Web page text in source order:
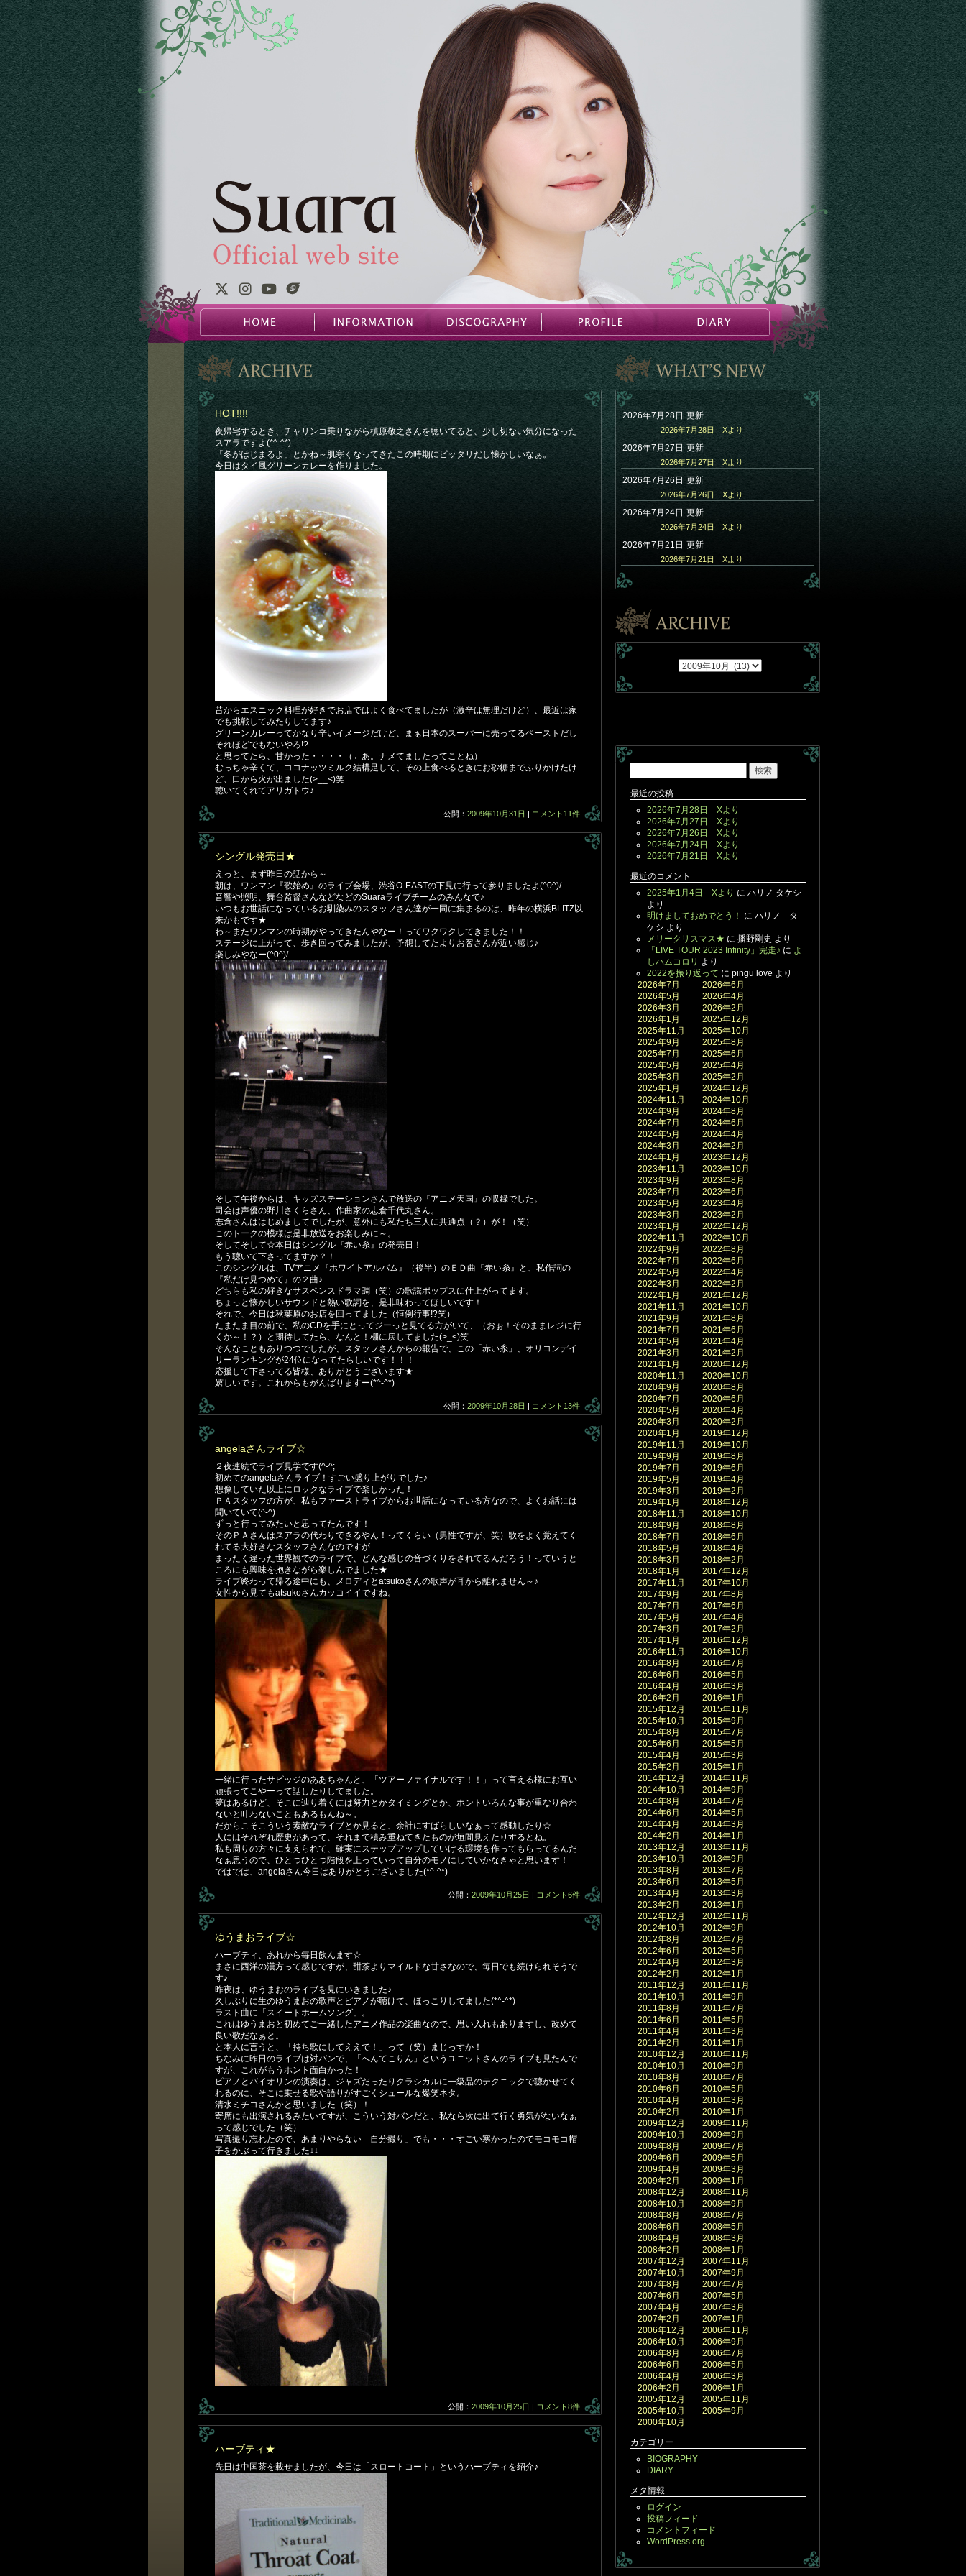
HOT!!!!
夜帰宅するとき、チャリンコ乗りながら槙原敬之さんを聴いてると、少し切ない気分になった
スアラですよ(*^-^*)
「冬がはじまるよ」とかね～肌寒くなってきたこの時期にピッタリだし懐かしいなぁ。
今日はタイ風グリーンカレーを作りました。
昔からエスニック料理が好きでお店ではよく食べてましたが（激辛は無理だけど）、最近は家
でも挑戦してみたりしてます♪
グリーンカレーってかなり辛いイメージだけど、まぁ日本のスーパーに売ってるペーストだし
それほどでもないやろ!?
と思ってたら、甘かった・・・・（←あ。ナメてましたってことね）
むっちゃ辛くて、ココナッツミルク結構足して、その上食べるときにお砂糖までふりかけたけ
ど、口から火が出ました(>__<)笑
聴いてくれてアリガトウ♪
公開： 2009年10月31日 | コメント11件
シングル発売日★
えっと、まず昨日の話から～
朝は、ワンマン『歌始め』のライブ会場、渋谷O-EASTの下見に行って参りましたよ(^0^)/
音響や照明、舞台監督さんなどなどのSuaraライブチームのみんなで♪
いつもお世話になっているお馴染みのスタッフさん達が一同に集まるのは、昨年の横浜BLITZ以
来かもです★
わ～またワンマンの時期がやってきたんやなー！ってワクワクしてきました！！
ステージに上がって、歩き回ってみましたが、予想してたよりお客さんが近い感じ♪
楽しみやなー(^0^)/
そして午後からは、キッズステーションさんで放送の『アニメ天国』の収録でした。
司会は声優の野川さくらさん、作曲家の志倉千代丸さん。
志倉さんははじめましてでしたが、意外にも私たち三人に共通点（？）が！（笑）
このトークの模様は是非放送をお楽しみに～。
そしてそして☆本日はシングル『赤い糸』の発売日！
もう聴いて下さってますか？！
このシングルは、TVアニメ『ホワイトアルバム』（後半）のＥＤ曲『赤い糸』と、私作詞の
『私だけ見つめて』の２曲♪
どちらも私の好きなサスペンスドラマ調（笑）の歌謡ポップスに仕上がってます。
ちょっと懐かしいサウンドと熱い歌詞を、是非味わってほしいです！
それで、今日は秋葉原のお店を回ってました（恒例行事!?笑）
たまたま目の前で、私のCDを手にとってジーっと見てる方がいて、（おぉ！そのままレジに行
くか～！？）と期待してたら、なんと！棚に戻してました(>_<)笑
そんなこともありつつでしたが、スタッフさんからの報告で、この「赤い糸」、オリコンデイ
リーランキングが24位になってたらしいです！！！
応援して下さってる皆様、ありがとうございます★
嬉しいです。これからもがんばりますー(*^-^*)
公開： 2009年10月28日 | コメント13件
angelaさんライブ☆
２夜連続でライブ見学です(^-^;
初めてのangelaさんライブ！すごい盛り上がりでした♪
想像していた以上にロックなライブで楽しかった！
ＰＡスタッフの方が、私もファーストライブからお世話になっている方なので、よくお話には
聞いていて(^-^)
ずっと行ってみたいと思ってたんです！
そのＰＡさんはスアラの代わりできるやん！ってくらい（男性ですが、笑）歌をよく覚えてく
れてる大好きなスタッフさんなのですが
まったく違った世界観でのライブで、どんな感じの音づくりをされてるんだろう！っていうと
ころにも興味を抱きながら楽しんでました★
ライブ終わって帰る途中にも、メロディとatsukoさんの歌声が耳から離れません～♪
女性から見てもatsukoさんカッコイイですね。
一緒に行ったサビッジのああちゃんと、「ツアーファイナルです！！」って言える様にお互い
頑張ってこやーって話したりしてました。
夢はあるけど、そこに辿り着くには努力とかタイミングとか、ホントいろんな事が重なり合わ
ないと叶わないこともあるもんね～。
だからこそこういう素敵なライブとか見ると、余計にすばらしいなぁって感動したり☆
人にはそれぞれ歴史があって、それまで積み重ねてきたものが垣間見えたりするとね。
私も周りの方々に支えられて、確実にステップアップしていける環境を作ってもらってるんだ
なぁ思うので、ひとつひとつ階段を上っていって自分のモノにしていかなきゃと思います！
ではでは、angelaさん今日はありがとうございました(*^-^*)
公開： 2009年10月25日 | コメント6件
ゆうまおライブ☆
ハーブティ、あれから毎日飲んます☆
まさに西洋の漢方って感じですが、甜茶よりマイルドな甘さなので、毎日でも続けられそうで
す♪
昨夜は、ゆうまおのライブを見にいきました♪
久しぶりに生のゆうまおの歌声とピアノが聴けて、ほっこりしてました(*^-^*)
ラスト曲に「スイートホームソング」。
これはゆうまおと初めてご一緒したアニメ作品の楽曲なので、思い入れもありますし、改めて
良い歌だなぁと。
と本人に言うと、「持ち歌にしてええで！」って（笑）まじっすか！
ちなみに昨日のライブは対バンで、「へんてこりん」というユニットさんのライブも見たんで
すが、これがもうホント面白かった！
ピアノとバイオリンの演奏は、ジャズだったりクラシカルに一級品のテクニックで聴かせてく
れるのに、そこに乗せる歌や語りがすごくシュールな爆笑ネタ。
清水ミチコさんかと思いました（笑）！
寄席にも出演されるみたいですが、こういう対バンだと、私なら次に出て行く勇気がないなぁ
って感じでした（笑）
写真撮り忘れたので、あまりやらない「自分撮り」でも・・・すごい寒かったのでモコモコ帽
子をかぶって行きました↓↓
公開： 2009年10月25日 | コメント8件
ハーブティ★
先日は中国茶を載せましたが、今日は「スロートコート」というハーブティを紹介♪
2026年7月28日 更新
2026年7月28日 Xより
2026年7月27日 更新
2026年7月27日 Xより
2026年7月26日 更新
2026年7月26日 Xより
2026年7月24日 更新
2026年7月24日 Xより
2026年7月21日 更新
2026年7月21日 Xより
索:
最近の投稿
2026年7月28日 Xより
2026年7月27日 Xより
2026年7月26日 Xより
2026年7月24日 Xより
2026年7月21日 Xより
最近のコメント
2025年1月4日 Xより に ハリノ タケシ
より
明けましておめでとう！
に ハリノ タ
ケシ より
メリークリスマス★ に 播野剛史 より
「LIVE TOUR 2023 Infinity」完走♪ に よ
しハムコロリ より
2022を振り返って に pingu love より
2026年7月
2026年6月
2026年5月
2026年4月
2026年3月
2026年2月
2026年1月
2025年12月
2025年11月
2025年10月
2025年9月
2025年8月
2025年7月
2025年6月
2025年5月
2025年4月
2025年3月
2025年2月
2025年1月
2024年12月
2024年11月
2024年10月
2024年9月
2024年8月
2024年7月
2024年6月
2024年5月
2024年4月
2024年3月
2024年2月
2024年1月
2023年12月
2023年11月
2023年10月
2023年9月
2023年8月
2023年7月
2023年6月
2023年5月
2023年4月
2023年3月
2023年2月
2023年1月
2022年12月
2022年11月
2022年10月
2022年9月
2022年8月
2022年7月
2022年6月
2022年5月
2022年4月
2022年3月
2022年2月
2022年1月
2021年12月
2021年11月
2021年10月
2021年9月
2021年8月
2021年7月
2021年6月
2021年5月
2021年4月
2021年3月
2021年2月
2021年1月
2020年12月
2020年11月
2020年10月
2020年9月
2020年8月
2020年7月
2020年6月
2020年5月
2020年4月
2020年3月
2020年2月
2020年1月
2019年12月
2019年11月
2019年10月
2019年9月
2019年8月
2019年7月
2019年6月
2019年5月
2019年4月
2019年3月
2019年2月
2019年1月
2018年12月
2018年11月
2018年10月
2018年9月
2018年8月
2018年7月
2018年6月
2018年5月
2018年4月
2018年3月
2018年2月
2018年1月
2017年12月
2017年11月
2017年10月
2017年9月
2017年8月
2017年7月
2017年6月
2017年5月
2017年4月
2017年3月
2017年2月
2017年1月
2016年12月
2016年11月
2016年10月
2016年8月
2016年7月
2016年6月
2016年5月
2016年4月
2016年3月
2016年2月
2016年1月
2015年12月
2015年11月
2015年10月
2015年9月
2015年8月
2015年7月
2015年6月
2015年5月
2015年4月
2015年3月
2015年2月
2015年1月
2014年12月
2014年11月
2014年10月
2014年9月
2014年8月
2014年7月
2014年6月
2014年5月
2014年4月
2014年3月
2014年2月
2014年1月
2013年12月
2013年11月
2013年10月
2013年9月
2013年8月
2013年7月
2013年6月
2013年5月
2013年4月
2013年3月
2013年2月
2013年1月
2012年12月
2012年11月
2012年10月
2012年9月
2012年8月
2012年7月
2012年6月
2012年5月
2012年4月
2012年3月
2012年2月
2012年1月
2011年12月
2011年11月
2011年10月
2011年9月
2011年8月
2011年7月
2011年6月
2011年5月
2011年4月
2011年3月
2011年2月
2011年1月
2010年12月
2010年11月
2010年10月
2010年9月
2010年8月
2010年7月
2010年6月
2010年5月
2010年4月
2010年3月
2010年2月
2010年1月
2009年12月
2009年11月
2009年10月
2009年9月
2009年8月
2009年7月
2009年6月
2009年5月
2009年4月
2009年3月
2009年2月
2009年1月
2008年12月
2008年11月
2008年10月
2008年9月
2008年8月
2008年7月
2008年6月
2008年5月
2008年4月
2008年3月
2008年2月
2008年1月
2007年12月
2007年11月
2007年10月
2007年9月
2007年8月
2007年7月
2007年6月
2007年5月
2007年4月
2007年3月
2007年2月
2007年1月
2006年12月
2006年11月
2006年10月
2006年9月
2006年8月
2006年7月
2006年6月
2006年5月
2006年4月
2006年3月
2006年2月
2006年1月
2005年12月
2005年11月
2005年10月
2005年9月
2000年10月
カテゴリー
BIOGRAPHY
DIARY
メタ情報
ログイン
投稿フィード
コメントフィード
WordPress.org